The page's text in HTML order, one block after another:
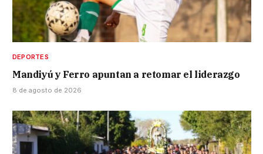
DEPORTES
Mandiyú y Ferro apuntan a retomar el liderazgo
8 de agosto de 2026